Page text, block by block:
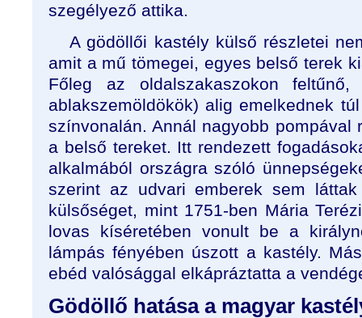
szegélyező attika.
A gödöllői kastély külső részletei
amit a mű tömegei, egyes belső terek
Főleg az oldalszakaszokon
ablakszemöldökök) alig emelkednek
színvonalán. Annál nagyobb pompával
a belső tereket. Itt rendezett
alkalmából országra szóló
szerint az udvari emberek sem
külsőséget, mint 1751-ben Mária
lovas kíséretében vonult be a
lámpás fényében úszott a kastély.
ebéd valósággal elkápráztatta a
Gödöllő hatása a magyar